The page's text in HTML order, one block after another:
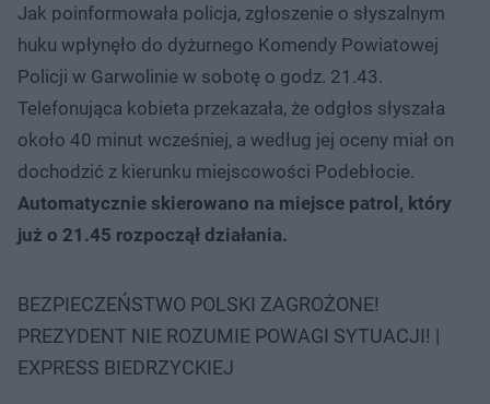
Jak poinformowała policja, zgłoszenie o słyszalnym
huku wpłynęło do dyżurnego Komendy Powiatowej
Policji w Garwolinie w sobotę o godz. 21.43.
Telefonująca kobieta przekazała, że odgłos słyszała
około 40 minut wcześniej, a według jej oceny miał on
dochodzić z kierunku miejscowości Podebłocie.
Automatycznie skierowano na miejsce patrol, który
już o 21.45 rozpoczął działania.
BEZPIECZEŃSTWO POLSKI ZAGROŻONE!
PREZYDENT NIE ROZUMIE POWAGI SYTUACJI! |
EXPRESS BIEDRZYCKIEJ